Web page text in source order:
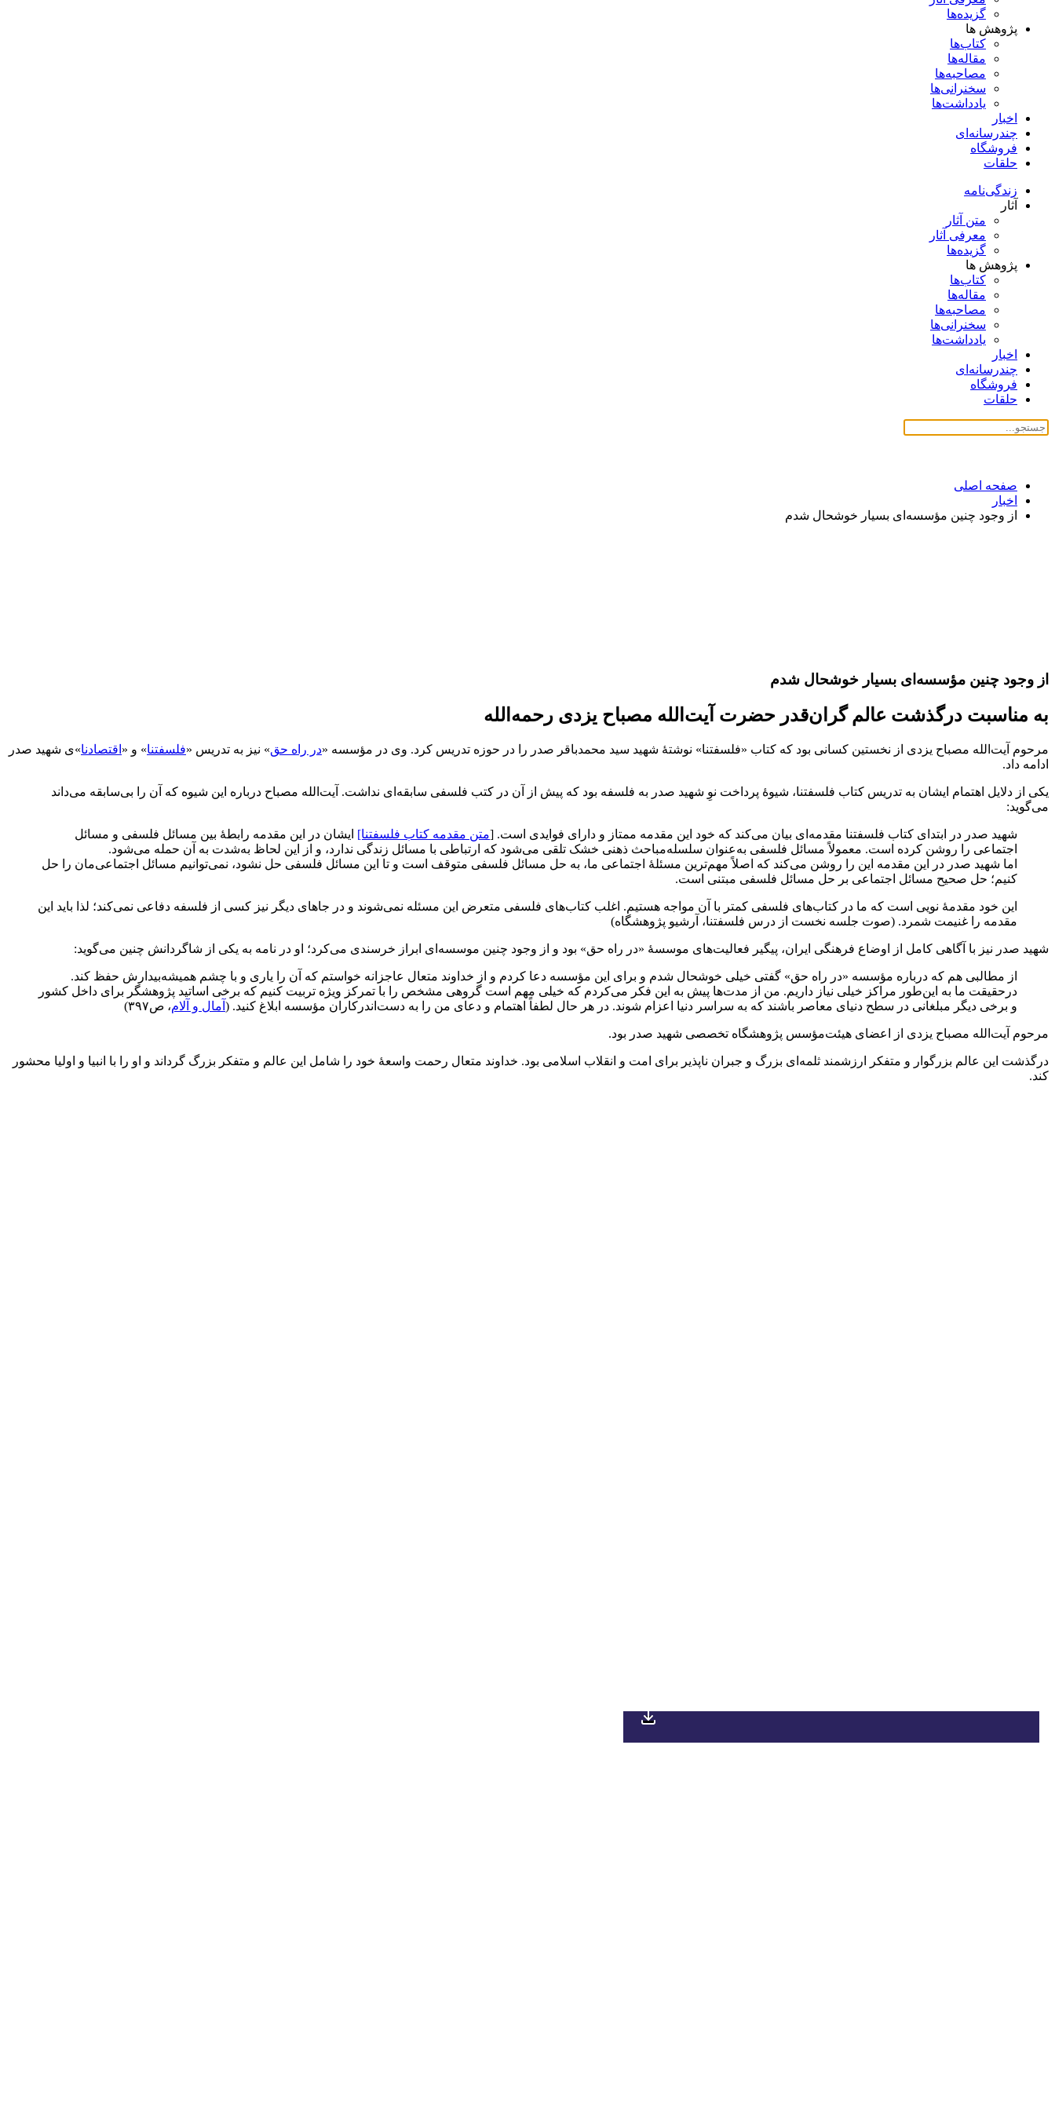
گزیده‌ها
پژوهش ها
کتاب‌ها
مقاله‌ها
مصاحبه‌ها
سخنرانی‌ها
یادداشت‌ها
اخبار
چندرسانه‌ای
فروشگاه
حلقات
زندگی‌نامه
آثار
متن آثار
معرفی آثار
گزیده‌ها
پژوهش ها
کتاب‌ها
مقاله‌ها
مصاحبه‌ها
سخنرانی‌ها
یادداشت‌ها
اخبار
چندرسانه‌ای
فروشگاه
حلقات
صفحه اصلی
اخبار
از وجود چنین مؤسسه‌ای بسیار خوشحال شدم
از وجود چنین مؤسسه‌ای بسیار خوشحال شدم
به مناسبت درگذشت عالم گران‌قدر حضرت آیت‌الله مصباح یزدی رحمه‌الله
مرحوم آیت‌الله مصباح یزدی از نخستین کسانی بود که کتاب‌ «فلسفتنا» نوشتۀ شهید سید محمدباقر صدر را در حوزه‌ تدریس‌ کرد. وی در مؤسسه‌ «در راه‌ حق‌» نیز به‌ تدریس‌ «فلسفتنا» و « اقتصادنا»ی شهید صدر
ادامه داد.
یکی از دلایل اهتمام ایشان به تدریس کتاب فلسفتنا، شیوۀ‌ پرداخت نوِ شهید صدر به فلسفه بود که پیش از آن در کتب فلسفی سابقه‌ای نداشت. آیت‌الله مصباح درباره این شیوه که آن را بی‌سابقه می‌داند
می‌گوید:
شهید صدر در ابتدای کتاب فلسفتنا مقدمه‌ای بیان می‌کند که خود این مقدمه ممتاز و دارای فوایدی است. [متن مقدمه کتاب فلسفتنا] ایشان در این مقدمه رابطۀ بین مسائل فلسفی و مسائل
اجتماعی را روشن کرده است. معمولاً مسائل فلسفی به‌عنوان سلسله‌مباحث ذهنی خشک تلقی می‌شود که ارتباطی با مسائل زندگی ندارد، و از این لحاظ به‌شدت به آن حمله می‌شود.
اما شهید صدر در این مقدمه این را روشن می‌کند که اصلاً مهم‌ترین مسئلۀ اجتماعی ما، به حل مسائل فلسفی متوقف است و تا این مسائل فلسفی حل نشود، نمی‌توانیم مسائل اجتماعی‌مان را حل
کنیم؛ حل صحیح مسائل اجتماعی بر حل مسائل فلسفی مبتنی است.
این خود مقدمۀ نویی است که ما در کتاب‌های فلسفی کمتر با آن مواجه هستیم. اغلب کتاب‌های فلسفی متعرض این مسئله نمی‌شوند و در جاهای دیگر نیز کسی از فلسفه دفاعی نمی‌کند؛ لذا باید این
مقدمه را غنیمت شمرد. (صوت جلسه نخست از درس فلسفتنا، آرشیو پژوهشگاه)
شهید صدر نیز با آگاهی کامل از اوضاع فرهنگی ایران، پیگیر فعالیت‌های موسسۀ «در راه حق» بود و از وجود چنین موسسه‌ای ابراز خرسندی می‌کرد؛ او در نامه به یکی از شاگردانش چنین می‌گوید:
از مطالبی هم که درباره مؤسسه «در راه حق» گفتی خیلی خوشحال شدم و برای این مؤسسه دعا کردم و از خداوند متعال عاجزانه خواستم که آن را یاری و با چشم همیشه‌بیدارش حفظ کند.
درحقیقت ما به این‌طور مراکز خیلی نیاز داریم. من از مدت‌ها پیش به این فکر می‌کردم که خیلی مهم است گروهی مشخص را با تمرکز ویژه تربیت کنیم که برخی اساتید پژوهشگر برای داخل کشور
و برخی دیگر مبلغانی در سطح دنیای معاصر باشند که به سراسر دنیا اعزام شوند. در هر حال لطفاً اهتمام و دعای من را به دست‌اندرکاران مؤسسه ابلاغ کنید. ( آمال و آلام، ص٣٩٧)
مرحوم آیت‌الله مصباح یزدی از اعضای هیئت‌مؤسس پژوهشگاه تخصصی شهید صدر بود.
درگذشت این عالم بزرگوار و متفکر ارزشمند ثلمه‌ای بزرگ و جبران نا‌پذیر برای امت و انقلاب اسلامی بود. خداوند متعال رحمت واسعۀ خود را شامل این عالم و متفکر بزرگ گرداند و او را با انبیا و اولیا محشور
کند.